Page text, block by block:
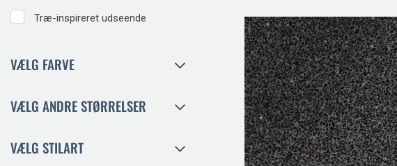
Træ-inspireret udseende
VÆLG FARVE
VÆLG ANDRE STØRRELSER
VÆLG STILART